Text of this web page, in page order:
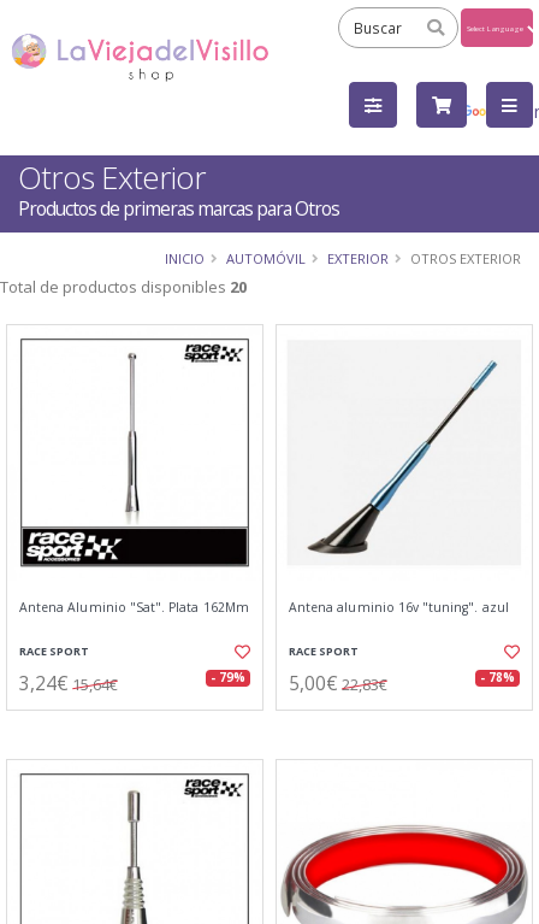
by
Otros Exterior
Productos de primeras marcas para Otros
INICIO AUTOMÓVIL EXTERIOR OTROS EXTERIOR
Total de productos disponibles 20
Antena Aluminio "Sat". Plata 162Mm
RACE SPORT
3,24€ 15,64€ - 79%
Antena aluminio 16v "tuning". azul
RACE SPORT
5,00€ 22,83€ - 78%